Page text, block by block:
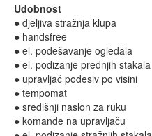
Udobnost
● djeljiva stražnja klupa
● handsfree
● el. podešavanje ogledala
● el. podizanje prednjih stakala
● upravljač podesiv po visini
● tempomat
● središnji naslon za ruku
● komande na upravljaču